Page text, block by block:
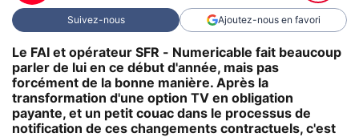
Suivez-nous Ajoutez-nous en favori
Le FAI et opérateur SFR - Numericable fait beaucoup
parler de lui en ce début d'année, mais pas
forcément de la bonne manière. Après la
transformation d'une option TV en obligation
payante, et un petit couac dans le processus de
notification de ces changements contractuels, c'est